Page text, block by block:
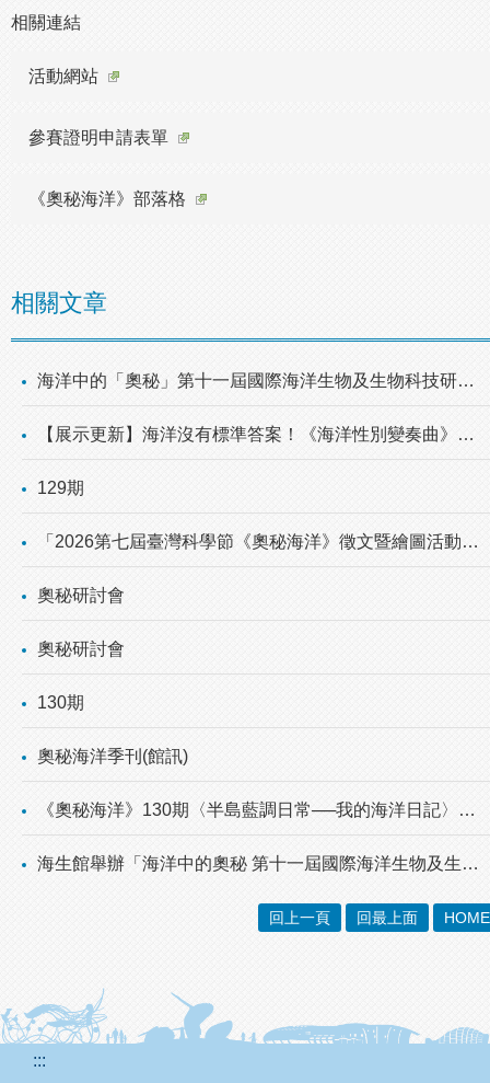
相關連結
活動網站
參賽證明申請表單
《奧秘海洋》部落格
相關文章
海洋中的「奧秘」第十一屆國際海洋生物及生物科技研討會 開始報名！
【展示更新】海洋沒有標準答案！《海洋性別變奏曲》特展邀您探索生命的多元樣貌
129期
「2026第七屆臺灣科學節《奧秘海洋》徵文暨繪圖活動」即將開跑！
奧秘研討會
奧秘研討會
130期
奧秘海洋季刊(館訊)
《奧秘海洋》130期〈半島藍調日常──我的海洋日記〉出刊
海生館舉辦「海洋中的奧秘 第十一屆國際海洋生物及生物科技研討會」
回上一頁 回最上面 HOME
:::